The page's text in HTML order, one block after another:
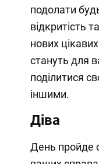
подолати
відкритість
нових
стануть для
поділитися
іншими.
Діва
День пройде